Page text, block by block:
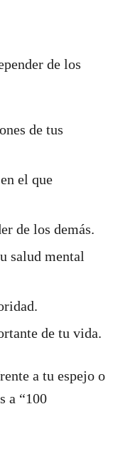
de los
de tus
el que
de los demás.
salud mental
de tu vida.
a tu espejo o
a “100